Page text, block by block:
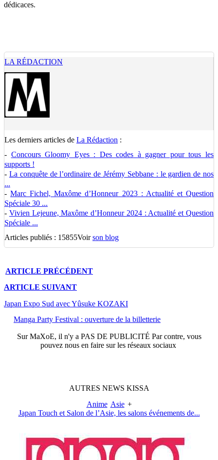
dédicaces.
LA RÉDACTION
Les derniers articles de La Rédaction :
- Concours Gloomy Eyes : Des codes à gagner pour tous les
supports !
- La conquête de l’ordinaire de Jérémy Sebbane : le gardien de nos
...
-Marc Fichel, Maxôme d’Honneur 2023 : Actualité et Question
Spéciale 30 ...
- Vivien Lejeune, Maxôme d’Honneur 2024 : Actualité et Question
Spéciale ...
Articles publiés : 15855Voirson blog
ARTICLE PRÉCÉDENT
ARTICLE SUIVANT
Japan Expo Sud avec Yûsuke KOZAKI
Manga Party Festival : ouverture de la billetterie
SurMaXoE, il n'y a PAS DE PUBLICITÉ Par contre, vous
pouvez nous en faire sur les réseaux sociaux
AUTRES NEWS KISSA
Anime Asie +
Japan Touch et Salon de l’Asie, les salons événements de...